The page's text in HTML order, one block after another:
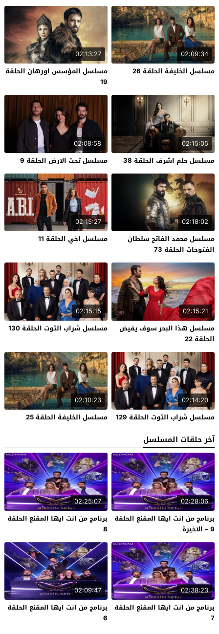
02:09:34
مسلسل الخليفة الحلقة 26
02:13:27
مسلسل المؤسس اورهان الحلقة
19
02:15:05
مسلسل حلم اشرف الحلقة 38
02:08:58
مسلسل تحت الارض الحلقة 9
02:18:02
مسلسل محمد الفاتح سلطان
الفتوحات الحلقة 73
02:15:27
مسلسل اخي الحلقة 11
02:15:21
مسلسل هذا البحر سوف يفيض
الحلقة 22
02:15:15
مسلسل شراب التوت الحلقة 130
02:14:20
مسلسل شراب التوت الحلقة 129
02:10:23
مسلسل الخليفة الحلقة 25
آخر حلقات المسلسل
02:28:06
برنامج من انت ايها المقنع الحلقة
9 – الاخيرة
02:25:07
برنامج من انت ايها المقنع الحلقة
8
02:38:23
برنامج من انت ايها المقنع الحلقة
7
02:09:47
برنامج من انت ايها المقنع الحلقة
6